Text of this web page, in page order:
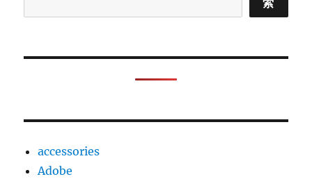
索
accessories
Adobe